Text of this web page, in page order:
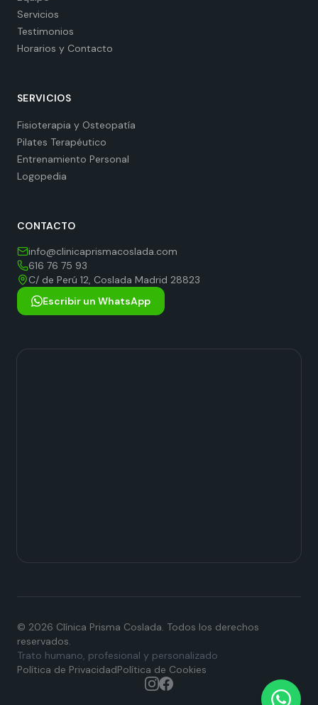
Servicios
Testimonios
Horarios y Contacto
SERVICIOS
Fisioterapia y Osteopatía
Pilates Terapéutico
Entrenamiento Personal
Logopedia
CONTACTO
info@clinicaprismacoslada.com
616 76 75 93
C/ de Perú 12, Coslada Madrid 28823
Escribir un WhatsApp
© 2026 Clínica Prisma Coslada. Todos los derechos
reservados.
Trato humano, profesional y personalizado
Política de PrivacidadPolítica de Cookies